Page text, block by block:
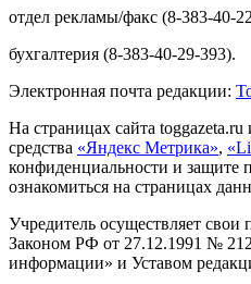
отдел рекламы/факс (8-383-40-
бухгалтерия (8-383-40-29-393).
Электронная почта редакции:
На страницах сайта
средства «Яндекс Метрика»,
конфиденциальности и
ознакомиться на страницах
Учредитель осуществляет свои
Законом РФ от 27.12.1991 №
информации» и Уставом